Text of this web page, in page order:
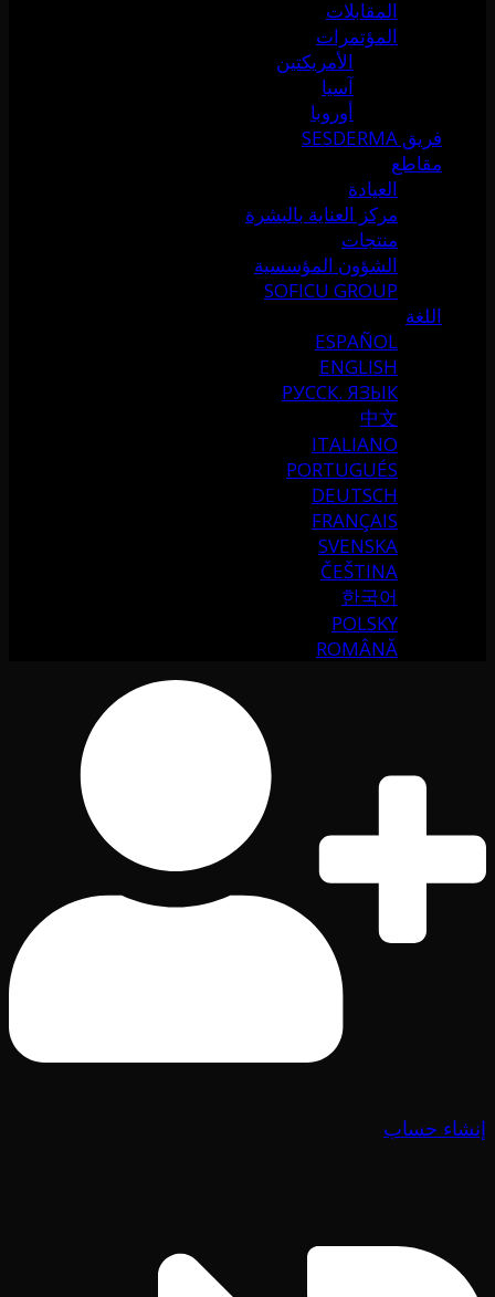
المقابلات
المؤتمرات
الأمريكتين
آسيا
أوروبا
فريق SESDERMA
مقاطع
العيادة
مركز العناية بالبشرة
منتجات
الشؤون المؤسسية
SOFICU GROUP
اللغة
ESPAÑOL
ENGLISH
РУССК. ЯЗЫК
中文
ITALIANO
PORTUGUÉS
DEUTSCH
FRANÇAIS
SVENSKA
ČEŠTINA
한국어
POLSKY
ROMÂNĂ
إنشاء حساب